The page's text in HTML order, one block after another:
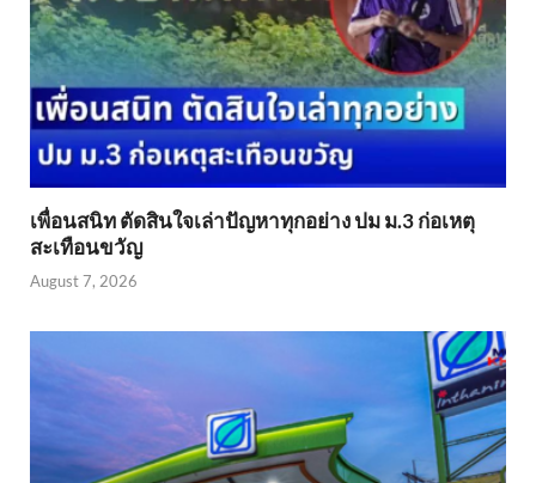
เพื่อนสนิท ตัดสินใจเล่าปัญหาทุกอย่าง ปม ม.3 ก่อเหตุ
สะเทือนขวัญ
August 7, 2026